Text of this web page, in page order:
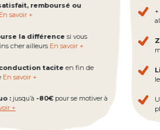
remboursé ou
savoir +
la différence si vous
cher ailleurs En savoir +
tacite en fin de
En savoir +
:jusqu’à -80€pour se motiver à
+